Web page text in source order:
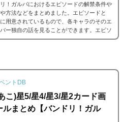
！ガルパにおけるエピソードの解禁条件や
方法などをまとめました。エピソードと
用意されているもので、各キャラのそのエ
ー独自の話を見ることができます。エピソ
り、解放することでそのタイトルに纏わる
ントDB
こ)星5/星4/星3/星2カード画
まとめ【バンドリ！ガル